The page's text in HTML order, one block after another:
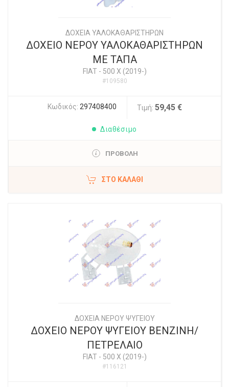
ΔΟΧΕΙΑ ΥΑΛΟΚΑΘΑΡΙΣΤΗΡΩΝ
ΔΟΧΕΙΟ ΝΕΡΟΥ ΥΑΛΟΚΑΘΑΡΙΣΤΗΡΩΝ
ΜΕ ΤΑΠΑ
FIAT- 500 X (2019-)
#109580
Κωδικός: 297408400 Τιμή: 59,45 €
Διαθέσιμο
ΠΡΟΒΟΛΗ
ΣΤΟ ΚΑΛΆΘΙ
ΔΟΧΕΙΑ ΝΕΡΟΥ ΨΥΓΕΙΟΥ
ΔΟΧΕΙΟ ΝΕΡΟΥ ΨΥΓΕΙΟΥ ΒΕΝΖΙΝΗ/
ΠΕΤΡΕΛΑΙΟ
FIAT- 500 X (2019-)
#116121